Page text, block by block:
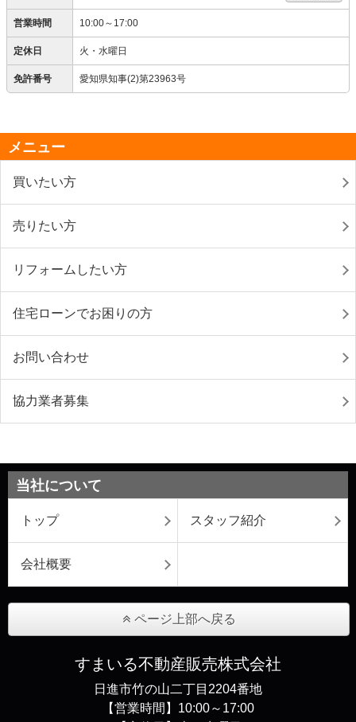
営業時間 10:00～17:00
定休日 火・水曜日
免許番号 愛知県知事(2)第23963号
メニュー
買いたい方
売りたい方
リフォームしたい方
住宅ローンでお困りの方
お問い合わせ
協力業者募集
当社について
トップ スタッフ紹介
会社概要
ページ上部へ戻る
すまいる不動産販売株式会社
日進市竹の山二丁目2204番地
【営業時間】10:00～17:00